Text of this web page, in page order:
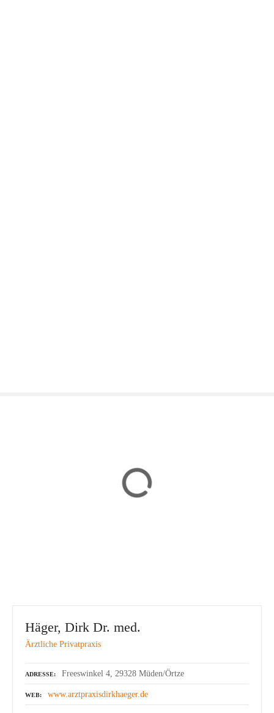
Häger, Dirk Dr. med.
Ärztliche Privatpraxis
ADRESSE Freeswinkel 4, 29328 Müden/Örtze
WEB www.arztpraxisdirkhaeger.de